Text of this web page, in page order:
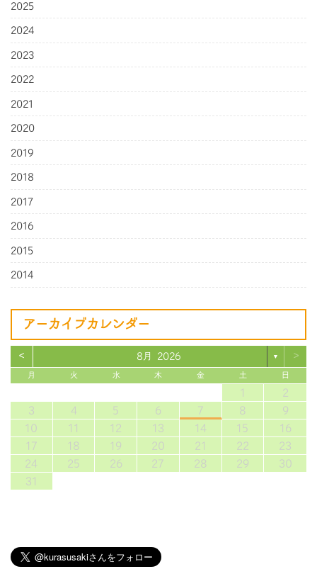
2025
2024
2023
2022
2021
2020
2019
2018
2017
2016
2015
2014
アーカイブカレンダー
< 8月 2026 ▼ >
月 火 水 木 金 土 日
1
2
3
4 5 6 7 8
9
10
11 12 13 14 15
16
17
18 19 20 21 22
23
24
25 26 27 28 29
30
31